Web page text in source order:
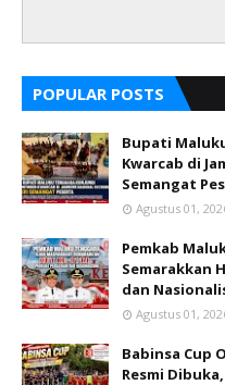
POPULAR POSTS
Bupati
Kwarcab di
Semangat
Agustus 01,
Pemkab
Semarakkan
dan
Agustus 01,
Babinsa Cup
Resmi